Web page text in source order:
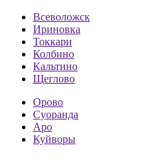
Всеволожск
Ириновка
Токкари
Колбино
Кальтино
Щеглово
Орово
Суоранда
Аро
Куйворы